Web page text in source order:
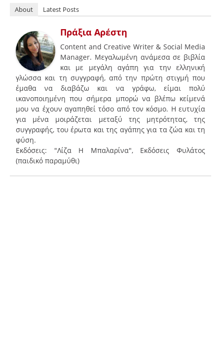
About Latest Posts
Πράξια Αρέστη
Content and Creative Writer & Social Media
Manager. Μεγαλωμένη ανάμεσα σε βιβλία
και με μεγάλη αγάπη για την ελληνική
γλώσσα και τη συγγραφή, από την πρώτη στιγμή που
έμαθα να διαβάζω και να γράφω, είμαι πολύ
ικανοποιημένη που σήμερα μπορώ να βλέπω κείμενά
μου να έχουν αγαπηθεί τόσο από τον κόσμο. Η ευτυχία
για μένα μοιράζεται μεταξύ της μητρότητας, της
συγγραφής, του έρωτα και της αγάπης για τα ζώα και τη
φύση.
Εκδόσεις: "Λίζα Η Μπαλαρίνα", Εκδόσεις Φυλάτος
(παιδικό παραμύθι)